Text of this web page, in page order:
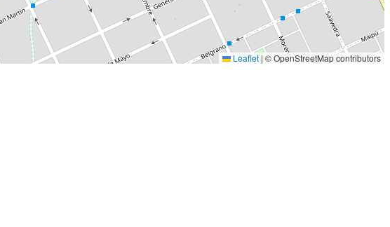
Leaflet| © OpenStreetMap contributors